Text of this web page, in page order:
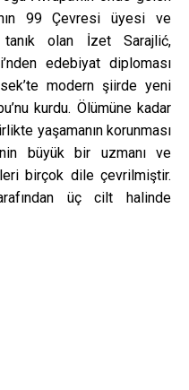
99 Çevresi üyesi ve
tanık olan İzet Sarajlić,
edebiyat diploması
modern şiirde yeni
kurdu. Ölümüne kadar
yaşamanın korunması
büyük bir uzmanı ve
birçok dile çevrilmiştir.
üç cilt halinde